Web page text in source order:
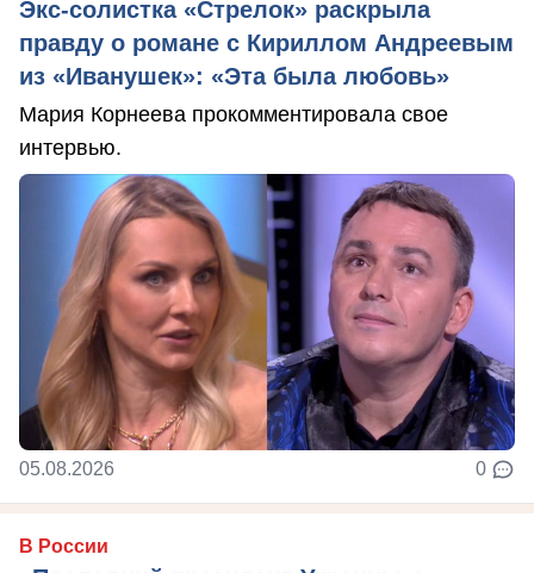
Экс-солистка «Стрелок» раскрыла
правду о романе с Кириллом Андреевым
из «Иванушек»: «Эта была любовь»
Мария Корнеева прокомментировала свое
интервью.
05.08.2026 0
В России